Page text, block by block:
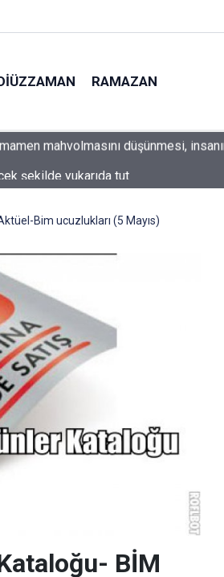
RAMAZAN
şekilde yukarıda tut
Bim ucuzlukları (5 Mayıs)
BİM